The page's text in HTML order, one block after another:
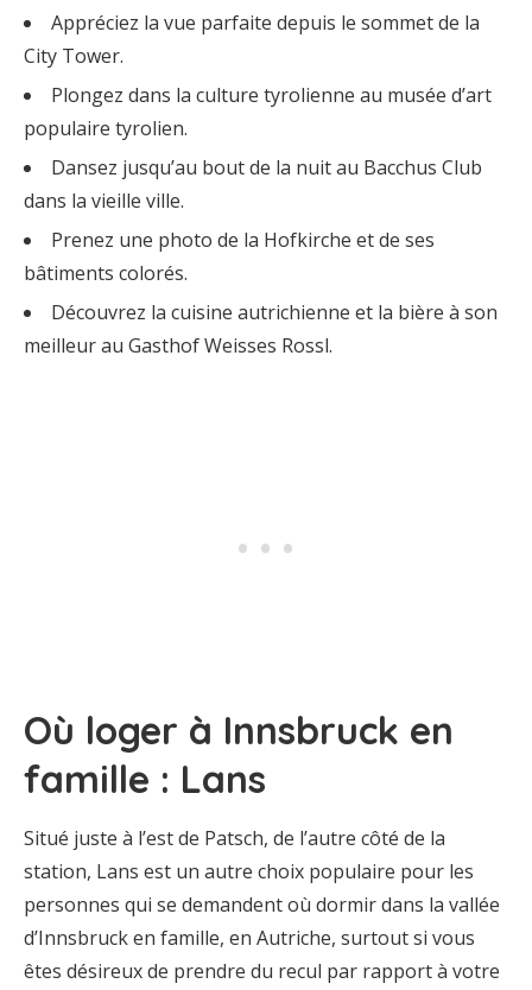
Appréciez la vue parfaite depuis le sommet de la
City Tower.
Plongez dans la culture tyrolienne au musée d’art
populaire tyrolien.
Dansez jusqu’au bout de la nuit au Bacchus Club
dans la vieille ville.
Prenez une photo de la Hofkirche et de ses
bâtiments colorés.
Découvrez la cuisine autrichienne et la bière à son
meilleur au Gasthof Weisses Rossl.
Où loger à Innsbruck en
famille : Lans
Situé juste à l’est de Patsch, de l’autre côté de la
station, Lans est un autre choix populaire pour les
personnes qui se demandent où dormir dans la vallée
d’Innsbruck en famille, en Autriche, surtout si vous
êtes désireux de prendre du recul par rapport à votre